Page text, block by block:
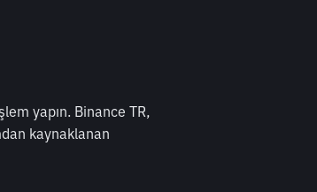
yapın. Binance TR,
kaynaklanan